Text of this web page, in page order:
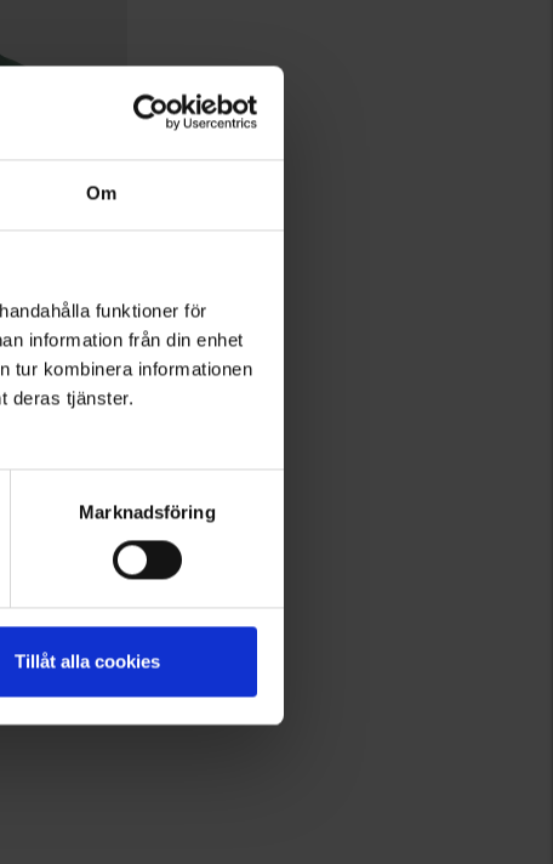
Om
funktioner för
information från din enhet
tur kombinera informationen
deras tjänster.
Marknadsföring
Tillåt alla cookies
Bewertung: 4.5 von 5 Sternen